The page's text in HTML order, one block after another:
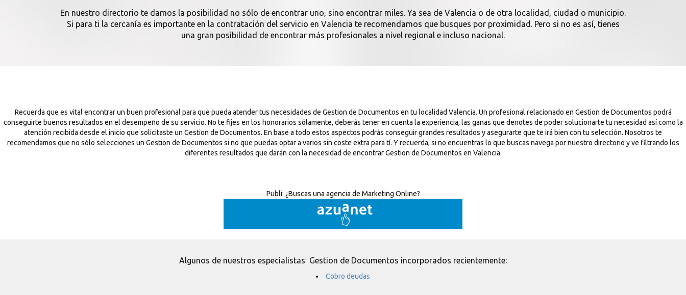
En nuestro directorio te damos la posibilidad no sólo de encontrar uno, sino encontrar miles. Ya sea de Valencia o de otra localidad, ciudad o municipio.
Si para ti la cercanía es importante en la contratación del servicio en Valencia te recomendamos que busques por proximidad. Pero si no es así, tienes
una gran posibilidad de encontrar más profesionales a nivel regional e incluso nacional.
Recuerda que es vital encontrar un buen profesional para que pueda atender tus necesidades de Gestion de Documentos en tu localidad Valencia. Un profesional relacionado en Gestion de Documentos podrá
conseguirte buenos resultados en el desempeño de su servicio. No te fijes en los honorarios sólamente, deberás tener en cuenta la experiencia, las ganas que denotes de poder solucionarte tu necesidad así como la
atención recibida desde el inicio que solicitaste un Gestion de Documentos. En base a todo estos aspectos podrás conseguir grandes resultados y asegurarte que te irá bien con tu selección. Nosotros te
recomendamos que no sólo selecciones un Gestion de Documentos si no que puedas optar a varios sin coste extra para tí. Y recuerda, si no encuentras lo que buscas navega por nuestro directorio y ve filtrando los
diferentes resultados que darán con la necesidad de encontrar Gestion de Documentos en Valencia.
Publi: ¿Buscas una agencia de Marketing Online?
Algunos de nuestros especialistas Gestion de Documentos incorporados recientemente:
Cobro deudas